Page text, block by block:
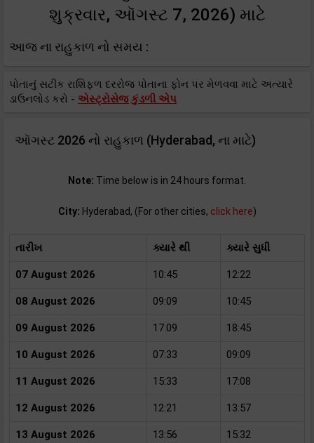
શુક્રવાર, ઑગસ્ટ 7, 2026) માટે
આજ ના રાહુકાળ નો સમય :
પોતાનું સટીક રાશિફળ દરરોજ પોતાના ફોન પર મેળવવા માટે અત્યારે
ડાઉનલોડ કરો - એસ્ટ્રોસેજ કુંડળી એપ
ઑગસ્ટ 2026 નો રાહુકાળ (Hyderabad, ના માટે)
Note: Time below is in 24 hours format.
City: Hyderabad, (For other cities, click here)
તારીખ ક્યારે થી ક્યારે સુધી
07 August 2026 10:45 12:22
08 August 2026 09:09 10:45
09 August 2026 17:09 18:45
10 August 2026 07:33 09:09
11 August 2026 15:33 17:08
12 August 2026 12:21 13:57
13 August 2026 13:56 15:32